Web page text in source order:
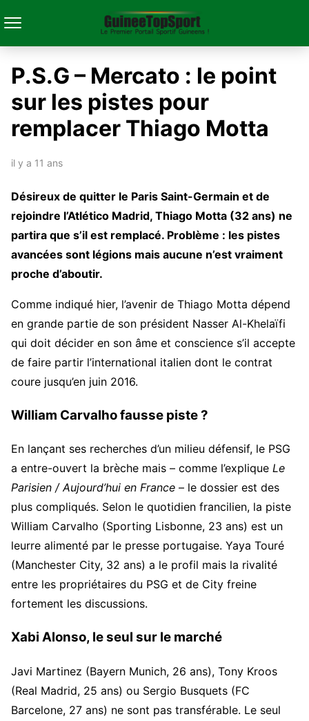
P.S.G – Mercato : le point
sur les pistes pour
remplacer Thiago Motta
il y a 11 ans
Désireux de quitter le Paris Saint-Germain et de
rejoindre l’Atlético Madrid, Thiago Motta (32 ans) ne
partira que s’il est remplacé. Problème : les pistes
avancées sont légions mais aucune n’est vraiment
proche d’aboutir.
Comme indiqué hier, l’avenir de Thiago Motta dépend
en grande partie de son président Nasser Al-Khelaïfi
qui doit décider en son âme et conscience s’il accepte
de faire partir l’international italien dont le contrat
coure jusqu’en juin 2016.
William Carvalho fausse piste ?
En lançant ses recherches d’un milieu défensif, le PSG
a entre-ouvert la brèche mais – comme l’explique Le
Parisien / Aujourd’hui en France – le dossier est des
plus compliqués. Selon le quotidien francilien, la piste
William Carvalho (Sporting Lisbonne, 23 ans) est un
leurre alimenté par le presse portugaise. Yaya Touré
(Manchester City, 32 ans) a le profil mais la rivalité
entre les propriétaires du PSG et de City freine
fortement les discussions.
Xabi Alonso, le seul sur le marché
Javi Martinez (Bayern Munich, 26 ans), Tony Kroos
(Real Madrid, 25 ans) ou Sergio Busquets (FC
Barcelone, 27 ans) ne sont pas transférable. Le seul